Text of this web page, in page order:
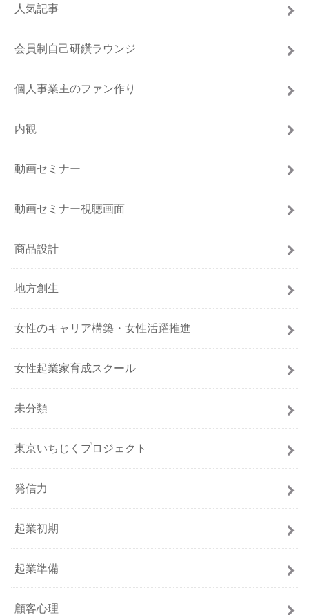
人気記事
会員制自己研鑽ラウンジ
個人事業主のファン作り
内観
動画セミナー
動画セミナー視聴画面
商品設計
地方創生
女性のキャリア構築・女性活躍推進
女性起業家育成スクール
未分類
東京いちじくプロジェクト
発信力
起業初期
起業準備
顧客心理